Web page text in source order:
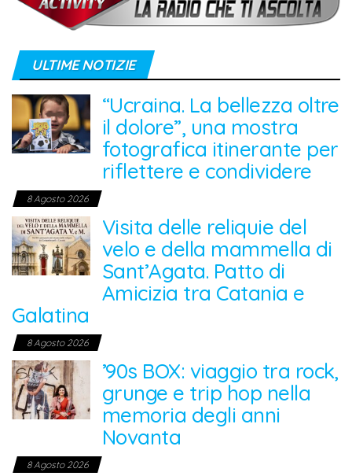
ULTIME NOTIZIE
“Ucraina. La bellezza oltre
il dolore”, una mostra
fotografica itinerante per
riflettere e condividere
8 Agosto 2026
Visita delle reliquie del
velo e della mammella di
Sant’Agata. Patto di
Amicizia tra Catania e
Galatina
8 Agosto 2026
’90s BOX: viaggio tra rock,
grunge e trip hop nella
memoria degli anni
Novanta
8 Agosto 2026